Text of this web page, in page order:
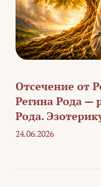
Отсечение от
Регина Рода —
Рода.
24.06.2026